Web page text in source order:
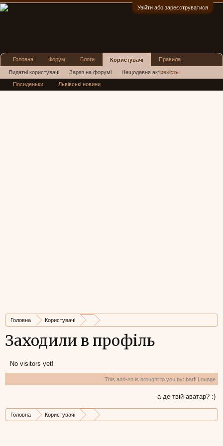
Увійти або зареєструватися
Головна Користувачі
Заходили в профіль
No visitors yet!
This add-on is brought to you by: barfi Lounge
а де твій аватар? :)
Головна Користувачі
Головна Форум Блоги Користувачі
Видатні користувачі Зараз на форумі Нещодавня активність
Нові повідомлення профілю
Правила
Реклама
Посиденьки Львівські новини